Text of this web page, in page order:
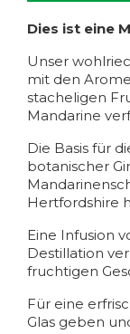
Dies ist eine
Unser
mit den
stacheligen
Mandarine
Die Basis für
botanischer
Hertfordshire
Eine Infusion
Destillation
fruchtigen
Für eine
Glas geben